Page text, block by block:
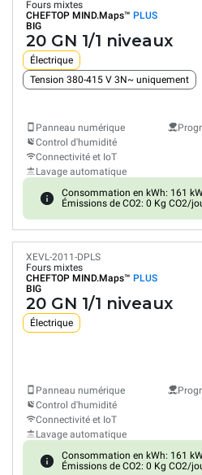
Fours mixtes
CHEFTOP MIND.Maps™ PLUS
BIG
20 GN 1/1 niveaux
Électrique
Tension 380-415 V 3N~ uniquement
Panneau numérique
Control d'humidité
Connectivité et IoT
Lavage automatique
Consommation en kWh: 161
Émissions de CO2: 0 Kg CO2/
XEVL-2011-DPLS
Fours mixtes
CHEFTOP MIND.Maps™ PLUS
BIG
20 GN 1/1 niveaux
Électrique
Panneau numérique
Control d'humidité
Connectivité et IoT
Lavage automatique
Consommation en kWh: 161
Émissions de CO2: 0 Kg CO2/